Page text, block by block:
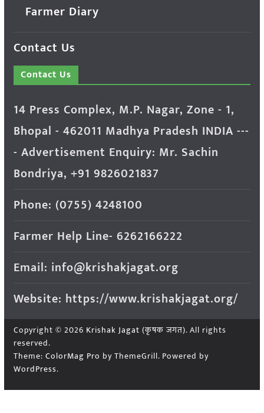
Farmer Diary
Contact Us
Contact Us
14 Press Complex, M.P. Nagar, Zone - 1,
Bhopal - 462011 Madhya Pradesh INDIA ---
- Advertisement Enquiry: Mr. Sachin
Bondriya, +91 9826021837
Phone: (0755) 4248100
Farmer Help Line- 6262166222
Email: info@krishakjagat.org
Website: https://www.krishakjagat.org/
Copyright © 2026 Krishak Jagat (कृषक जगत). All rights
reserved.
Theme: ColorMag Pro by ThemeGrill. Powered by
WordPress.